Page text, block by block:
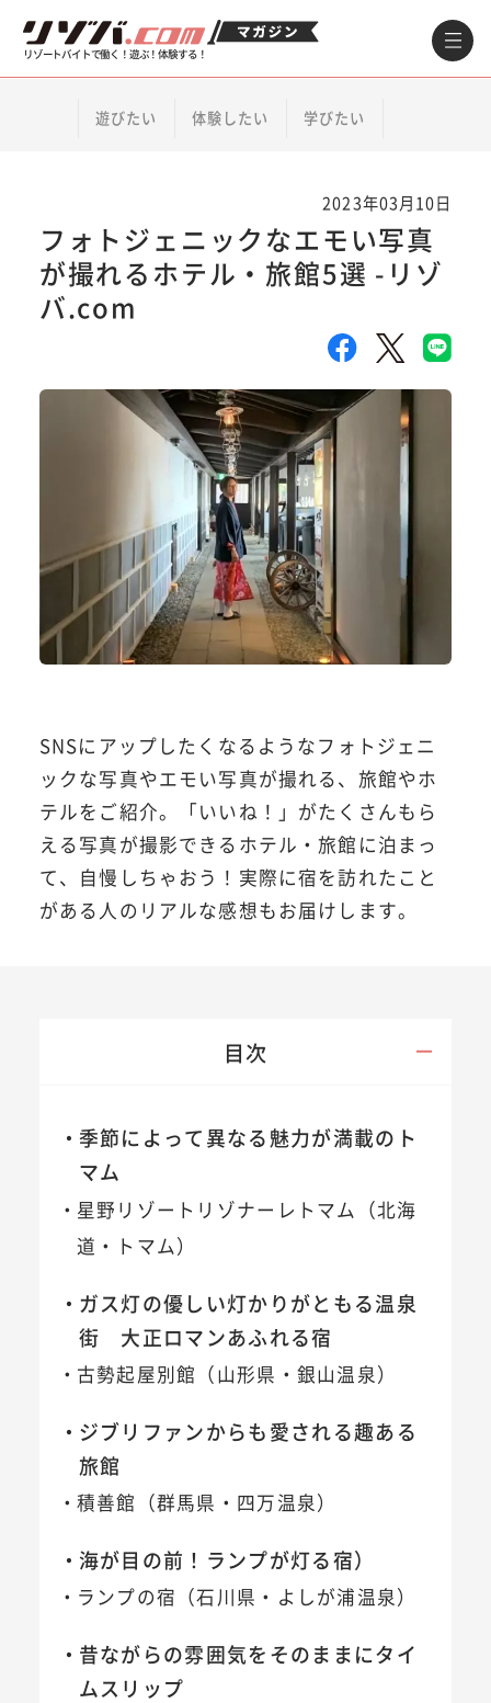
リゾートバイトで働く！遊ぶ！体験する！
遊びたい 体験したい 学びたい
2023年03月10日
フォトジェニックなエモい写真
が撮れるホテル・旅館5選 -リゾ
バ.com
SNSにアップしたくなるようなフォトジェニ
ックな写真やエモい写真が撮れる、旅館やホ
テルをご紹介。「いいね！」がたくさんもら
える写真が撮影できるホテル・旅館に泊まっ
て、自慢しちゃおう！実際に宿を訪れたこと
がある人のリアルな感想もお届けします。
目次
季節によって異なる魅力が満載のト
マム
星野リゾートリゾナーレトマム（北海
道・トマム）
ガス灯の優しい灯かりがともる温泉
街 大正ロマンあふれる宿
古勢起屋別館（山形県・銀山温泉）
ジブリファンからも愛される趣ある
旅館
積善館（群馬県・四万温泉）
海が目の前！ランプが灯る宿）
ランプの宿（石川県・よしが浦温泉）
昔ながらの雰囲気をそのままにタイ
ムスリップ